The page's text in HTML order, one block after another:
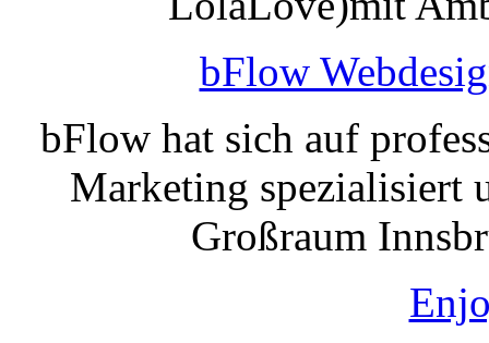
bFlow
bFlow hat sich auf
Marketing spezialisiert
Großraum